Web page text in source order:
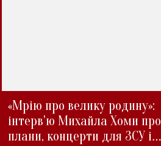
«Мрію про велику родину»:
інтерв'ю Михайла Хоми про
плани, концерти для ЗСУ і